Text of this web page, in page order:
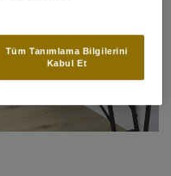
Tüm Tanımlama Bilgilerini
Kabul Et